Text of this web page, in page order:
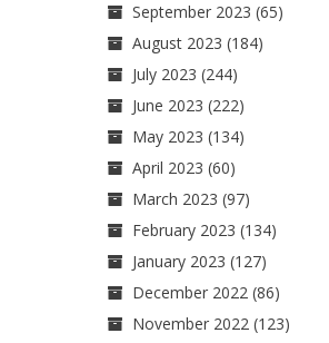
September 2023 (65)
August 2023 (184)
July 2023 (244)
June 2023 (222)
May 2023 (134)
April 2023 (60)
March 2023 (97)
February 2023 (134)
January 2023 (127)
December 2022(86)
November 2022(123)